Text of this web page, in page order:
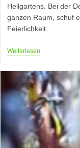
Heilgartens. Bei der
ganzen Raum, schuf
Feierlichkeit.
Weiterlesen
Gallica